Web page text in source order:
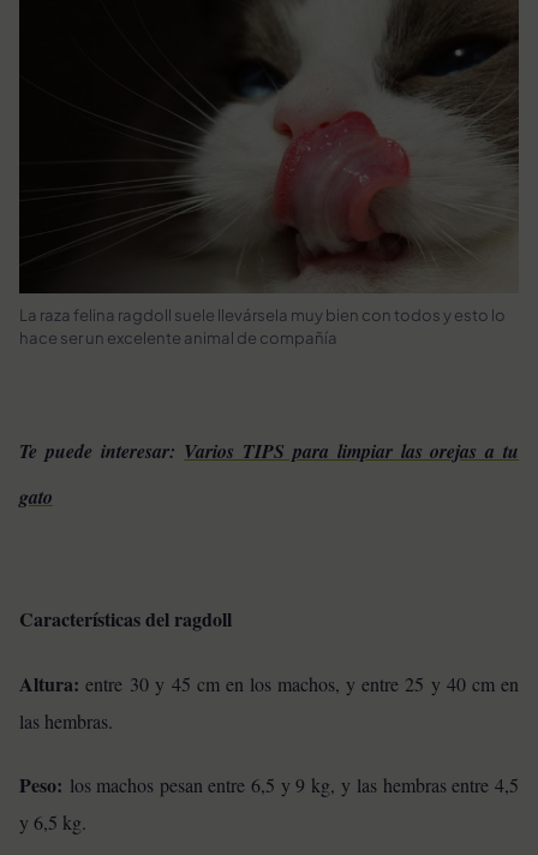
La raza felina ragdoll suele llevársela muy bien con todos y esto lo
hace ser un excelente animal de compañía
Te puede interesar: Varios TIPS para limpiar las orejas a tu
gato
Características del ragdoll
Altura: entre 30 y 45 cm en los machos, y entre 25 y 40 cm en
las hembras.
Peso: los machos pesan entre 6,5 y 9 kg, y las hembras entre 4,5
y 6,5 kg.